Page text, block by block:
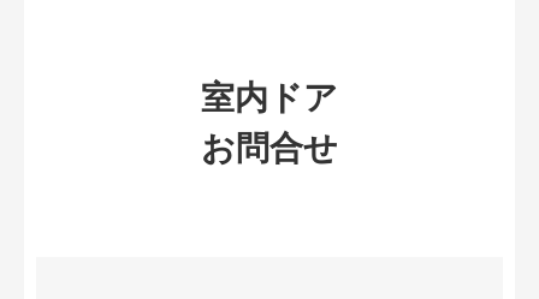
室内ドア
お問合せ